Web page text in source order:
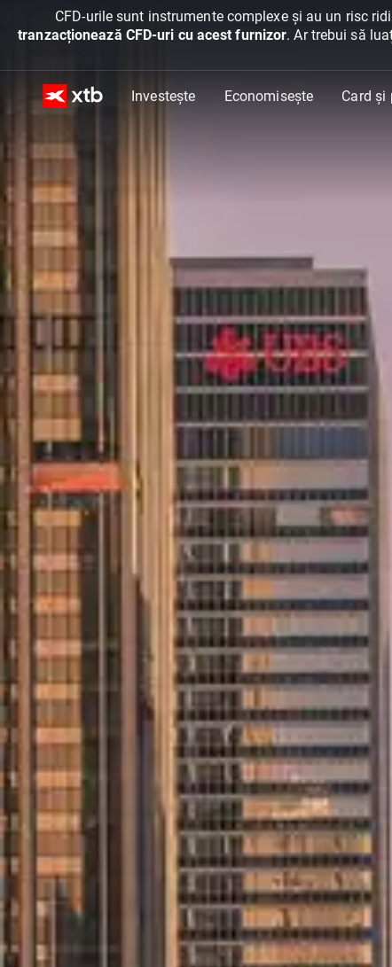
CFD-urile sunt instrumente complexe și au un risc
tranzacționează CFD-uri cu acest furnizor. Ar trebui să
Investește Economisește Card și